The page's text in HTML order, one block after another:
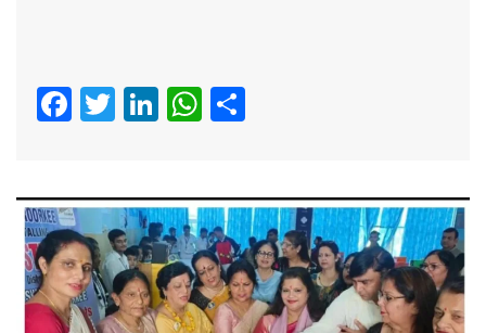
Facebook
Twitter
LinkedIn
WhatsApp